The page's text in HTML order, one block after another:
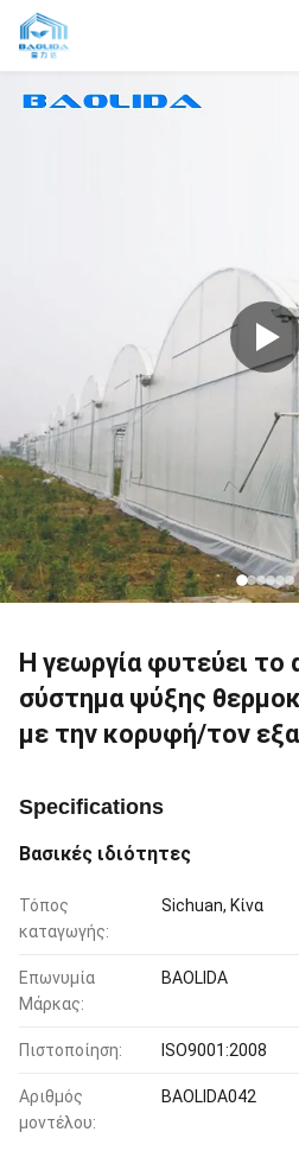
Η γεωργία φυτεύει το
σύστημα ψύξης
με την κορυφή/τον
Specifications
Βασικές ιδιότητες
Τόπος
καταγωγής:
Sichuan, Κίνα
Επωνυμία
Μάρκας:
BAOLIDA
Πιστοποίηση: ISO9001:2008
Αριθμός
μοντέλου:
BAOLIDA042